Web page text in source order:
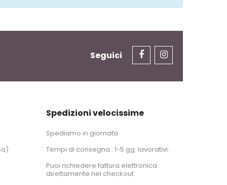
Seguici
Spedizioni velocissime
Spediamo in giornata.
Tempi di consegna : 1-5 gg. lavorativi.
Puoi richiedere fattura elettronica
direttamente nel checkout.